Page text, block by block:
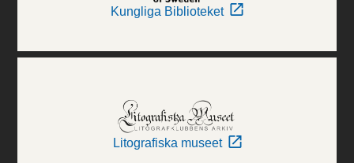
Kungliga Biblioteket
Litografiska museet